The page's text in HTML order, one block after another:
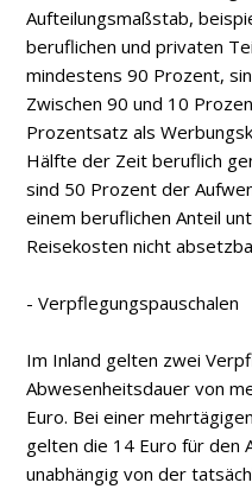
Aufteilungsmaßstab,
beruflichen und privaten
mindestens 90 Prozent,
Zwischen 90 und 10
Prozentsatz als
Hälfte der Zeit beruflich
sind 50 Prozent der
einem beruflichen Anteil
Reisekosten nicht
- Verpflegungspauschalen
Im Inland gelten zwei
Abwesenheitsdauer von
Euro. Bei einer
gelten die 14 Euro für den
unabhängig von der